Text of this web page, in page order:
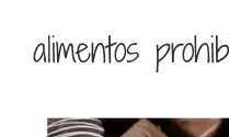
alimentos